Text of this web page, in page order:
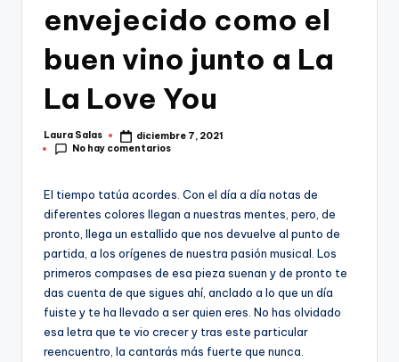
envejecido como el
buen vino junto a La
La Love You
Publicado
por
Laura Salas
diciembre 7, 2021
No hay comentarios
El tiempo tatúa acordes. Con el día a día notas de
diferentes colores llegan a nuestras mentes, pero, de
pronto, llega un estallido que nos devuelve al punto de
partida, a los orígenes de nuestra pasión musical. Los
primeros compases de esa pieza suenan y de pronto te
das cuenta de que sigues ahí, anclado a lo que un día
fuiste y te ha llevado a ser quien eres. No has olvidado
esa letra que te vio crecer y tras este particular
reencuentro, la cantarás más fuerte que nunca.